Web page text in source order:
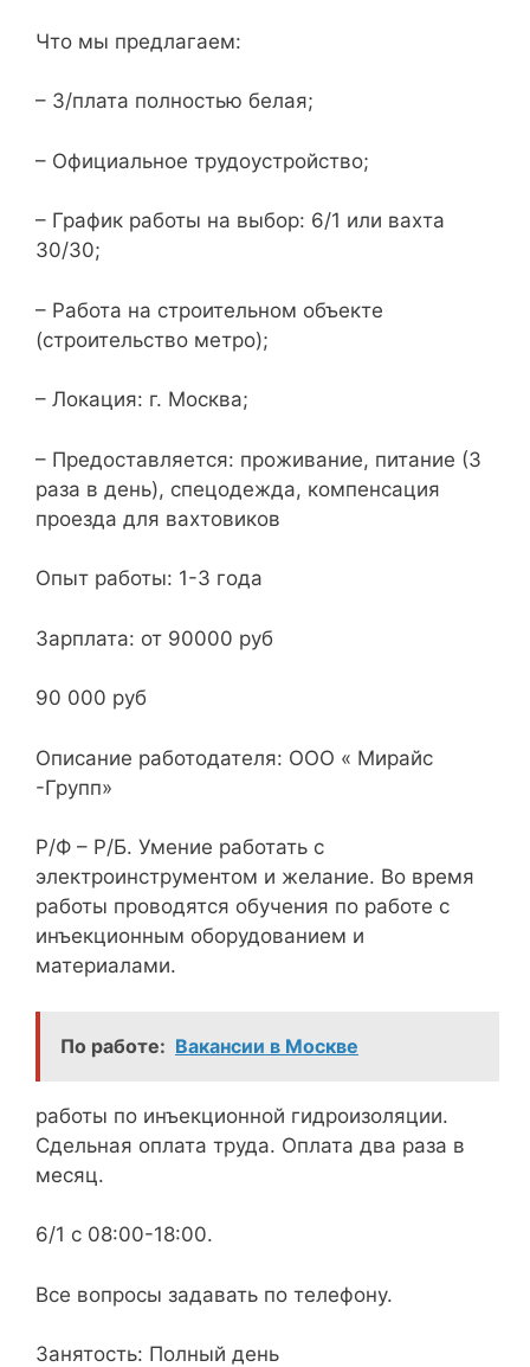
Что мы предлагаем:
– З/плата полностью белая;
– Официальное трудоустройство;
– График работы на выбор: 6/1 или вахта
30/30;
– Работа на строительном объекте
(строительство метро);
– Локация: г. Москва;
– Предоставляется: проживание, питание (3
раза в день), спецодежда, компенсация
проезда для вахтовиков
Опыт работы: 1-3 года
Зарплата: от 90000 руб
90 000 руб
Описание работодателя: ООО « Мирайс
-Групп»
Р/Ф – Р/Б. Умение работать с
электроинструментом и желание. Во время
работы проводятся обучения по работе с
инъекционным оборудованием и
материалами.
По работе: Вакансии в Москве
работы по инъекционной гидроизоляции.
Сдельная оплата труда. Оплата два раза в
месяц.
6/1 с 08:00-18:00.
Все вопросы задавать по телефону.
Занятость: Полный день